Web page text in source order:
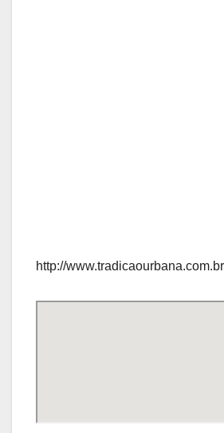
http://